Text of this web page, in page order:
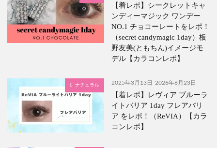
【着レポ】シークレットキャ
ンディーマジック ワンデー
NO.1 チョコーレートをレポ！
（secret candymagic 1day）板
野友美(ともちん)イメージモ
デル【カラコンレポ】
ナチュラル 2025年3月13日 2026年6月23日
【着レポ】レヴィア ブルーラ
イトバリア 1day フレアバリ
ア をレポ！（ReVIA）【カラ
コンレポ】